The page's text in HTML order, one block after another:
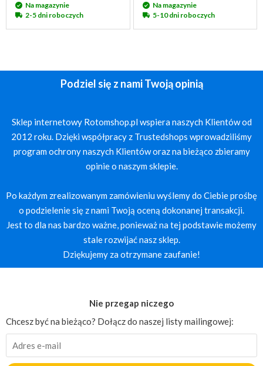
Na magazynie
2-5 dni roboczych
Na magazynie
5-10 dni roboczych
Podziel się z nami Twoją opinią
Sklep internetowy Rotomshop.pl wspiera naszych Klientów od
2012 roku. Dzięki współpracy z Trustedshops wprowadziliśmy
program ochrony naszych Klientów oraz na bieżąco zbieramy
opinie o naszym sklepie.
Po każdym zrealizowanym zamówieniu wyślemy do Ciebie prośbę
o podzielenie się z nami Twoją oceną dokonanej transakcji.
Jest to dla nas bardzo ważne, ponieważ na tej podstawie możemy
stale rozwijać nasz sklep.
Dziękujemy za otrzymane zaufanie!
Nie przegap niczego
Chcesz być na bieżąco? Dołącz do naszej listy mailingowej: